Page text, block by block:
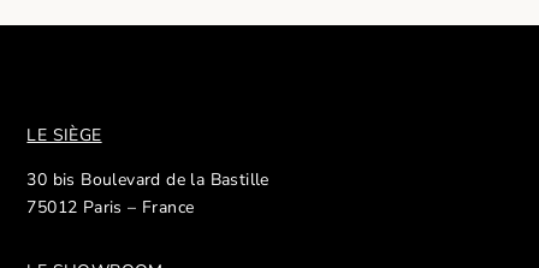
LE SIÈGE
30 bis Boulevard de la Bastille
75012 Paris – France